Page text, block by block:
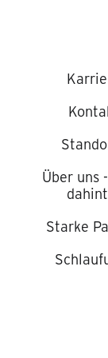
Über uns
Starke